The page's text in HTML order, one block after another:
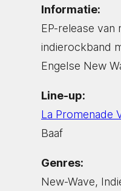
Informatie:
EP-release van
indierockband
Engelse New
Line-up:
La Promenade
Baaf
Genres:
New-Wave,